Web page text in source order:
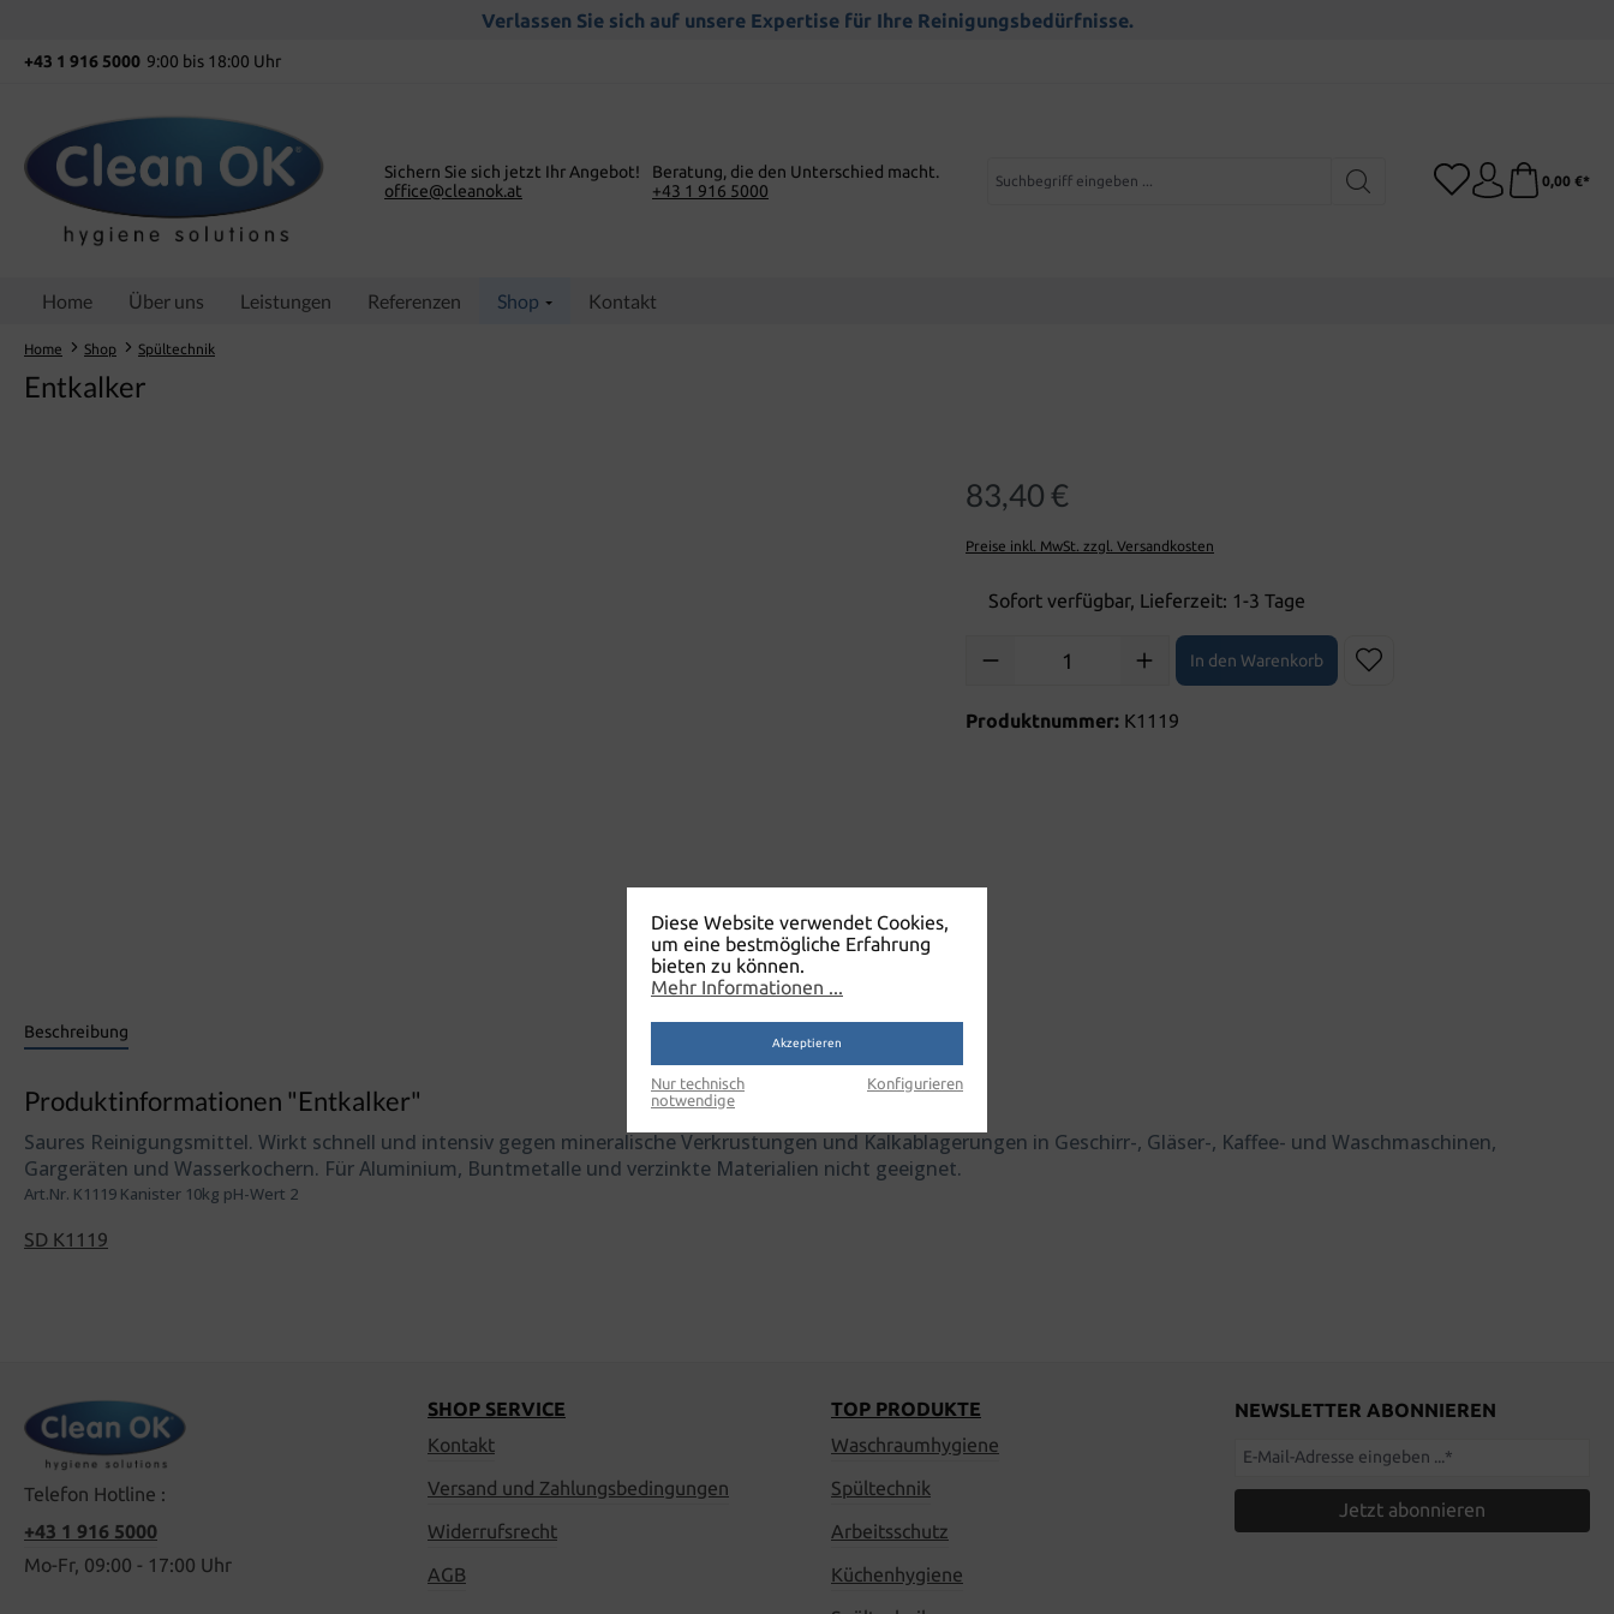
Verlassen Sie sich auf unsere Expertise für Ihre Reinigungsbedürfnisse.
+43 1 916 5000 9:00 bis 18:00 Uhr
Sichern Sie sich jetzt Ihr Angebot!
office@cleanok.at
Beratung, die den Unterschied macht.
+43 1 916 5000
0,00 €*
Home Über uns Leistungen Referenzen Shop Kontakt
Home Shop Spültechnik
Entkalker
83,40 €
Preise inkl. MwSt. zzgl. Versandkosten
Sofort verfügbar, Lieferzeit: 1-3 Tage
Produkt Anzahl: Gib den gewünschten Wert ein oder benutze die
In den Warenkorb
Produktnummer: K1119
Beschreibung
Produktinformationen "Entkalker"
Saures Reinigungsmittel. Wirkt schnell und intensiv gegen mineralische Verkrustungen und Kalkablagerungen in Geschirr-, Gläser-, Kaffee- und Waschmaschinen,
Gargeräten und Wasserkochern. Für Aluminium, Buntmetalle und verzinkte Materialien nicht geeignet.
Art.Nr. K1119 Kanister 10kg pH-Wert 2
SD K1119
Telefon Hotline :
+43 1 916 5000
Mo-Fr, 09:00 - 17:00 Uhr
SHOP SERVICE
Kontakt
Versand und Zahlungsbedingungen
Widerrufsrecht
AGB
TOP PRODUKTE
Waschraumhygiene
Spültechnik
Arbeitsschutz
Küchenhygiene
NEWSLETTER ABONNIEREN
Jetzt abonnieren
Diese Website verwendet Cookies,
um eine bestmögliche Erfahrung
bieten zu können.
Mehr Informationen ...
Akzeptieren
Nur technisch
notwendige
Konfigurieren